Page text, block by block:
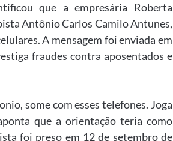
que a empresária Roberta
Antônio Carlos Camilo Antunes,
A mensagem foi enviada em
fraudes contra aposentados e
some com esses telefones. Joga
que a orientação teria como
foi preso em 12 de setembro de